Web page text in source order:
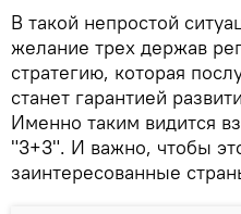
В такой непростой
желание трех держав
стратегию, которая
станет гарантией
Именно таким видится
"3+3". И важно, чтобы
заинтересованные